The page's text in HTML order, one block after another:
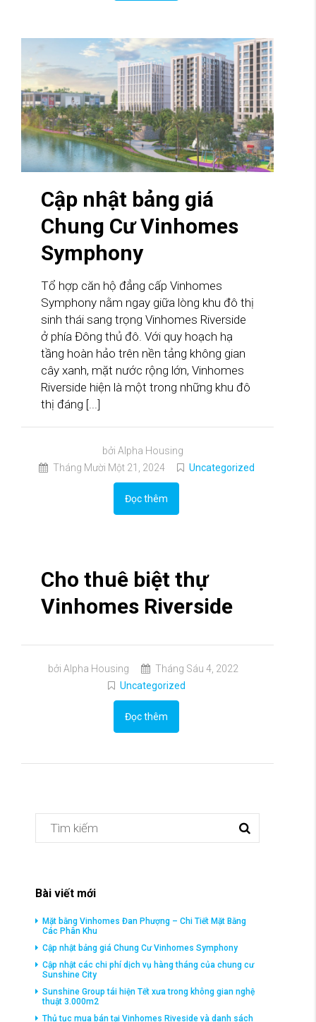
Cập nhật bảng giá
Chung Cư Vinhomes
Symphony
Tổ hợp căn hộ đẳng cấp Vinhomes
Symphony nằm ngay giữa lòng khu đô thị
sinh thái sang trọng Vinhomes Riverside
ở phía Đông thủ đô. Với quy hoạch hạ
tầng hoàn hảo trên nền tảng không gian
cây xanh, mặt nước rộng lớn, Vinhomes
Riverside hiện là một trong những khu đô
thị đáng [...]
bởi Alpha Housing
Tháng Mười Một 21, 2024
Uncategorized
Đọc thêm
Cho thuê biệt thự
Vinhomes Riverside
bởi Alpha Housing
Tháng Sáu 4, 2022
Uncategorized
Đọc thêm
Bài viết mới
Mặt bằng Vinhomes Đan Phượng – Chi Tiết Mặt Bằng
Các Phân Khu
Cập nhật bảng giá Chung Cư Vinhomes Symphony
Cập nhật các chi phí dịch vụ hàng tháng của chung cư
Sunshine City
Sunshine Group tái hiện Tết xưa trong không gian nghệ
thuật 3.000m2
Thủ tục mua bán tại Vinhomes Riveside và danh sách